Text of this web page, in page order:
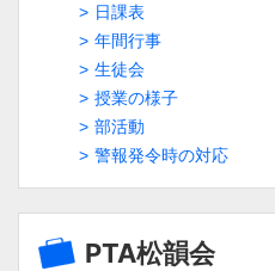
日課表
年間行事
生徒会
授業の様子
部活動
警報発令時の対応
PTA松韻会